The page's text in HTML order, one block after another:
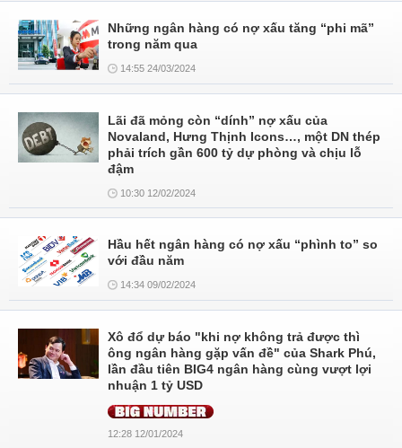
Những ngân hàng có nợ xấu tăng “phi mã”
trong năm qua
14:55 24/03/2024
Lãi đã mỏng còn “dính” nợ xấu của
Novaland, Hưng Thịnh Icons…, một DN thép
phải trích gần 600 tỷ dự phòng và chịu lỗ
đậm
10:30 12/02/2024
Hầu hết ngân hàng có nợ xấu “phình to” so
với đầu năm
14:34 09/02/2024
Xô đổ dự báo "khi nợ không trả được thì
ông ngân hàng gặp vấn đề" của Shark Phú,
lần đầu tiên BIG4 ngân hàng cùng vượt lợi
nhuận 1 tỷ USD
12:28 12/01/2024